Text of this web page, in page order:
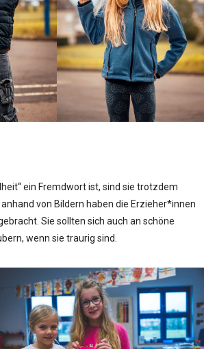
ein Fremdwort ist, sind sie trotzdem
von Bildern haben die Erzieher*innen
Sie sollten sich auch an schöne
wenn sie traurig sind.